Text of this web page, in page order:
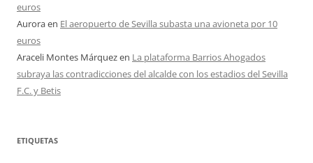
euros
Auroraen El aeropuerto de Sevilla subasta una avioneta por 10
euros
Araceli Montes Márquezen La plataforma Barrios Ahogados
subraya las contradicciones del alcalde con los estadios del Sevilla
F.C. y Betis
ETIQUETAS